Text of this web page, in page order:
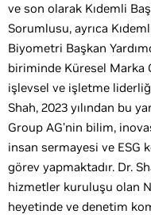
ve son olarak Kıdemli
Sorumlusu, ayrıca
Biyometri Başkan
biriminde Küresel Marka
işlevsel ve işletme
Shah, 2023 yılından bu
Group AG’nin bilim,
insan sermayesi ve ESG
görev yapmaktadır. Dr.
hizmetler kuruluşu olan
heyetinde ve denetim